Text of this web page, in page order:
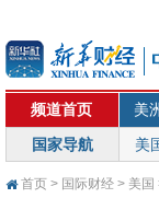
频道首页 美
国家导航
美
首页 > 国际财经 > 美国